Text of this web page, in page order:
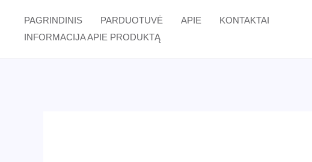
turinio
PAGRINDINIS PARDUOTUVĖ APIE
KONTAKTAI
INFORMACIJA APIE PRODUKTĄ